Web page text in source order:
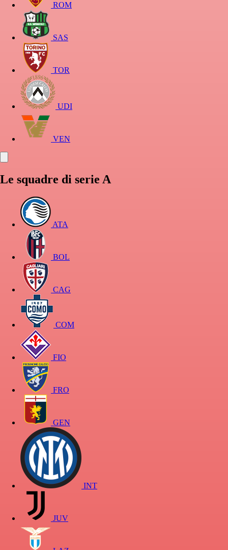
ROM
SAS
TOR
UDI
VEN
Le squadre di serie A
ATA
BOL
CAG
COM
FIO
FRO
GEN
INT
JUV